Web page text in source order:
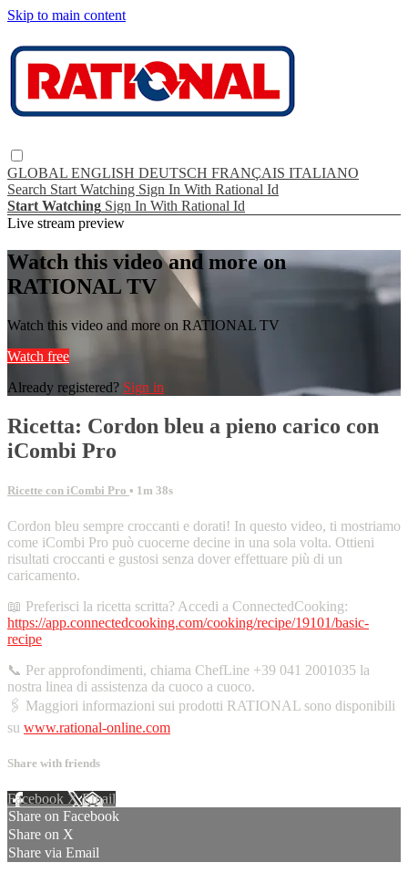
Skip to main content
GLOBAL ENGLISH DEUTSCH FRANÇAIS ITALIANO
Search Start Watching Sign In With Rational Id
Start Watching Sign In With Rational Id
Live stream preview
Watch this video and more on
RATIONAL TV
Watch this video and more on RATIONAL TV
Watch free
Already registered? Sign in
Ricetta: Cordon bleu a pieno carico con
iCombi Pro
Ricette con iCombi Pro • 1m 38s
Cordon bleu sempre croccanti e dorati! In questo video, ti mostriamo
come iCombi Pro può cuocerne decine in una sola volta. Ottieni
risultati croccanti e gustosi senza dover effettuare più di un
caricamento.
📖 Preferisci la ricetta scritta? Accedi a ConnectedCooking:
https://app.connectedcooking.com/cooking/recipe/19101/basic-
recipe
📞 Per approfondimenti, chiama ChefLine +39 041 2001035 la
nostra linea di assistenza da cuoco a cuoco.
🖇️ Maggiori informazioni sui prodotti RATIONAL sono disponibili
su www.rational-online.com
Share with friends
Facebook XEmail
Share on Facebook
Share on X
Share via Email